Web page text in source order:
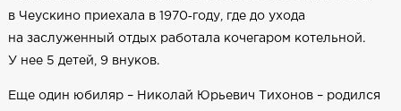
в Чеускино приехала в 1970‑году, где до ухода
на заслуженный отдых работала кочегаром котельной.
У нее 5 детей, 9 внуков.
Еще один юбиляр – Николай Юрьевич Тихонов – родился